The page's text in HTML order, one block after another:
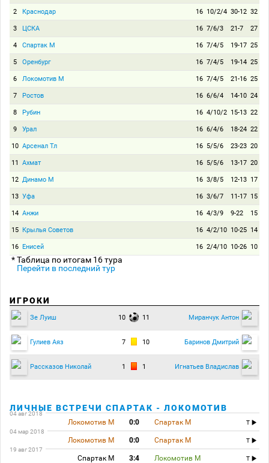
2 Краснодар 16 10/2/4 30-12 32
3 ЦСКА 16 7/6/3 21-7 27
4 Спартак М 16 7/4/5 19-17 25
5 Оренбург 16 7/4/5 19-14 25
6 Локомотив М 16 7/4/5 21-16 25
7 Ростов 16 6/6/4 14-10 24
8 Рубин 16 4/10/2 15-13 22
9 Урал 16 6/4/6 18-24 22
10 Арсенал Тл 16 5/5/6 23-23 20
11 Ахмат 16 5/5/6 13-17 20
12 Динамо М 16 3/8/5 12-13 17
13 Уфа 16 3/6/7 11-17 15
14 Анжи 16 4/3/9 9-22 15
15 Крылья Советов 16 4/2/10 10-25 14
16 Енисей 16 2/4/10 10-26 10
* Таблица по итогам 16 тура
Перейти в последний тур
ИГРОКИ
Зе Луиш 10 11 Миранчук Антон
Гулиев Аяз 7 10 Баринов Дмитрий
Рассказов Николай 1 1 Игнатьев Владислав
ЛИЧНЫЕ ВСТРЕЧИ СПАРТАК - ЛОКОМОТИВ
04 авг 2018
Локомотив М 0:0 Спартак М
T
04 мар 2018
Локомотив М 0:0 Спартак М
T
19 авг 2017
Спартак М 3:4 Локомотив М
T